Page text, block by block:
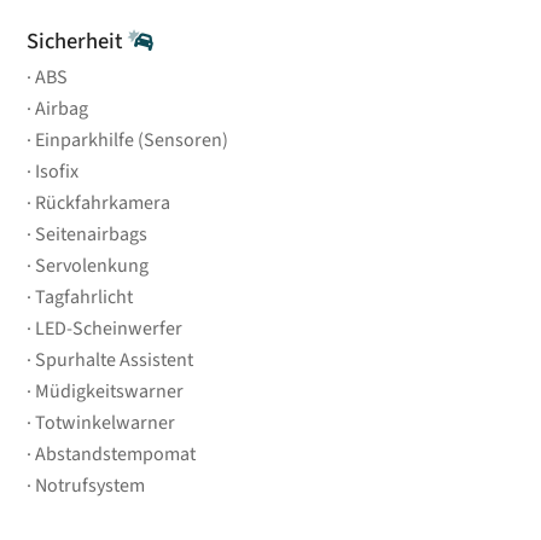
Sicherheit
ABS
Airbag
Einparkhilfe (Sensoren)
Isofix
Rückfahrkamera
Seitenairbags
Servolenkung
Tagfahrlicht
LED-Scheinwerfer
Spurhalte Assistent
Müdigkeitswarner
Totwinkelwarner
Abstandstempomat
Notrufsystem